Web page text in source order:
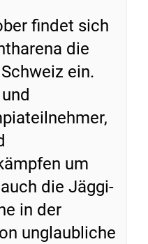
findet sich
die
ein.
um
die Jäggi-
in der
unglaubliche